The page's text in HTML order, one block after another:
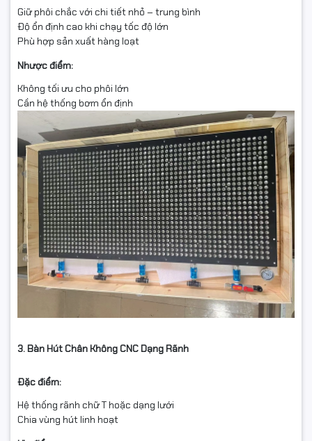
Giữ phôi chắc với chi tiết nhỏ – trung bình
Độ ổn định cao khi chạy tốc độ lớn
Phù hợp sản xuất hàng loạt
Nhược điểm:
Không tối ưu cho phôi lớn
Cần hệ thống bơm ổn định
3. Bàn Hút Chân Không CNC Dạng Rãnh
Đặc điểm:
Hệ thống rãnh chữ T hoặc dạng lưới
Chia vùng hút linh hoạt